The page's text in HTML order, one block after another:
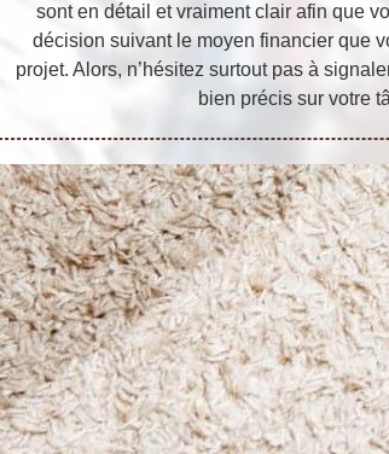
sont en détail et vraiment clair afin que
décision suivant le moyen financier que
projet. Alors, n’hésitez surtout pas à
bien précis sur votre